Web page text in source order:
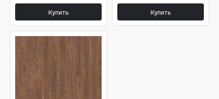
Купить Купить